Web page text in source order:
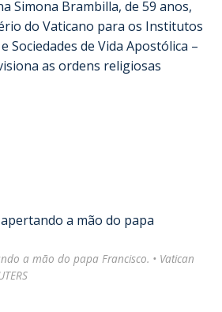
Simona Brambilla, de 59 anos,
do Vaticano para os Institutos
Sociedades de Vida Apostólica –
as ordens religiosas
a mão do papa Francisco. • Vatican